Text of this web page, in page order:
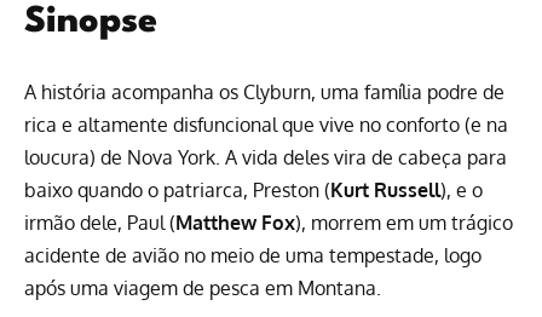
Sinopse
A história acompanha os Clyburn, uma família podre de
rica e altamente disfuncional que vive no conforto (e na
loucura) de Nova York. A vida deles vira de cabeça para
baixo quando o patriarca, Preston (Kurt Russell), e o
irmão dele, Paul (Matthew Fox), morrem em um trágico
acidente de avião no meio de uma tempestade, logo
após uma viagem de pesca em Montana.